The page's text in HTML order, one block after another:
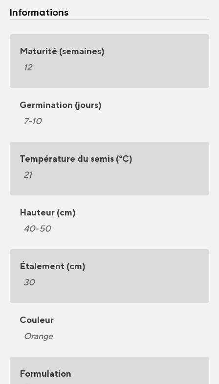
Informations
Maturité (semaines)
12
Germination (jours)
7-10
Température du semis (°C)
21
Hauteur (cm)
40-50
Étalement (cm)
30
Couleur
Orange
Formulation